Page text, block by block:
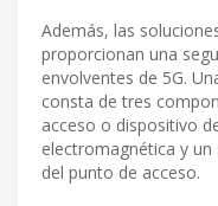
Además, las
proporcionan una
envolventes de 5G.
consta de tres
acceso o dispositivo
electromagnética y
del punto de acceso.